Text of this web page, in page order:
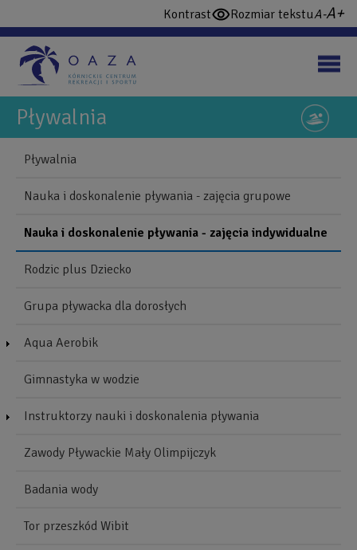
do
treści
Kontrastwłącz
wysoki
Rozmiar tekstu
Pływalnia
Back
top
NAWIGUJ
Pływalnia
Nauka i doskonalenie pływania - zajęcia grupowe
Nauka i doskonalenie pływania - zajęcia indywidualne
Rodzic plus Dziecko
Grupa pływacka dla dorosłych
Aqua Aerobik
Gimnastyka w wodzie
Instruktorzy nauki i doskonalenia pływania
Zawody Pływackie Mały Olimpijczyk
Badania wody
Tor przeszkód Wibit